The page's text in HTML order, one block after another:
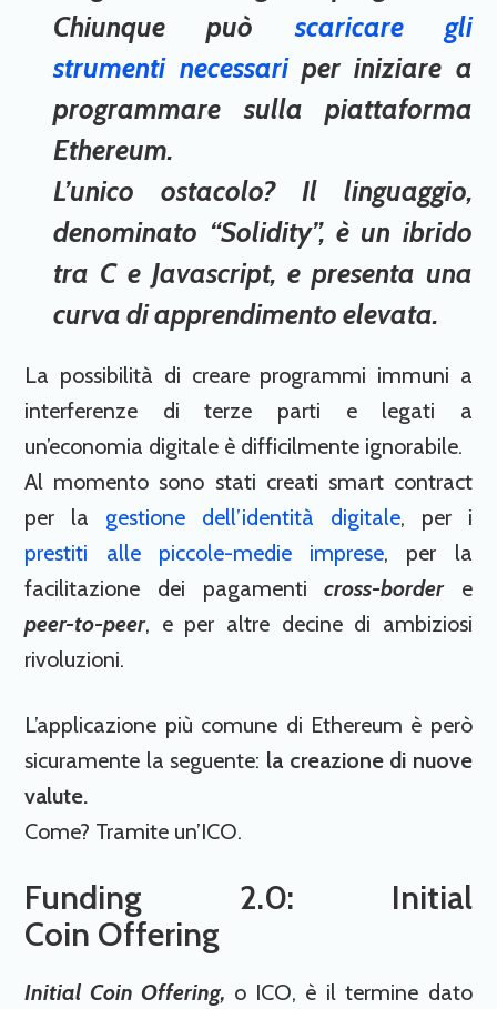
Chiunque puòscaricare gli
strumenti necessariper iniziare a
programmare sulla piattaforma
Ethereum.
L’unico ostacolo? Il linguaggio,
denominato “Solidity”, è un ibrido
tra C e Javascript, e presenta una
curva di apprendimento elevata.
La possibilità di creare programmi immuni a
interferenze di terze parti e legati a
un’economia digitale è difficilmente ignorabile.
Al momento sono stati creati smart contract
per la gestione dell’identità digitale, per i
prestiti alle piccole-medie imprese, per la
facilitazione dei pagamenticross-bordere
peer-to-peer, e per altre decine di ambiziosi
rivoluzioni.
L’applicazione più comune di Ethereum è però
sicuramente la seguente: la creazione di nuove
valute.
Come? Tramite un’ICO.
Funding 2.0: Initial
Coin Offering
Initial Coin Offering, o ICO, è il termine dato